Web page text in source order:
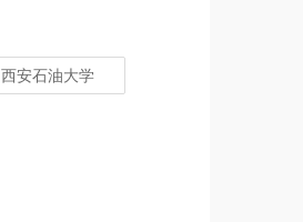
西安石油大学